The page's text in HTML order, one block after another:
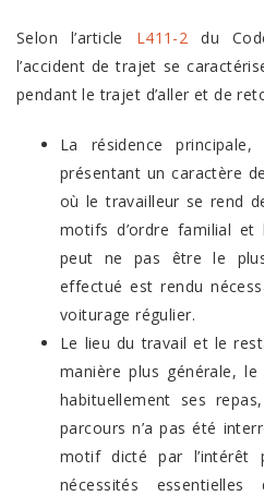
Selon l’article L411-2du
l’accident de trajet se
pendant le trajet d’aller et de
La résidence principale,
présentant un caractère
où le travailleur se rend
motifs d’ordre familial
peut ne pas être le
effectué est rendu
voiturage régulier.
Le lieu du travail et le
manière plus générale,
habituellement ses
parcours n’a pas été
motif dicté par l’intérêt
nécessités